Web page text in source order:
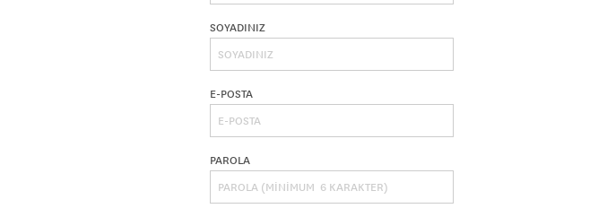
SOYADINIZ
E-POSTA
PAROLA